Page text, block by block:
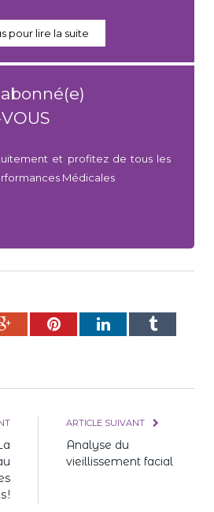
pour lire la suite
et profitez de tous les
Médicales
Google+PinterestLinkedInTumblr
!
ARTICLE SUIVANT
Analyse du
vieillissement facial